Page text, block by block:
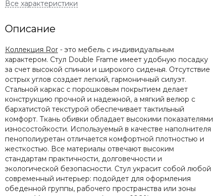
Описание
Коллекция Ror - это мебель с индивидуальным
характером. Стул Double Frame имеет удобную посадку
за счет высокой спинки и широкого сиденья. Отсутствие
острых углов создает легкий, гармоничный силуэт.
Стальной каркас с порошковым покрытием делает
конструкцию прочной и надежной, а мягкий велюр с
бархатистой текстурой обеспечивает тактильный
комфорт. Ткань обивки обладает высокими показателями
износостойкости. Используемый в качестве наполнителя
пенополиуретан отличается комфортной плотностью и
жесткостью. Все материалы отвечают высоким
стандартам практичности, долговечности и
экологической безопасности. Стул украсит собой любой
современный интерьер: подойдет для оформления
обеденной группы, рабочего пространства или зоны